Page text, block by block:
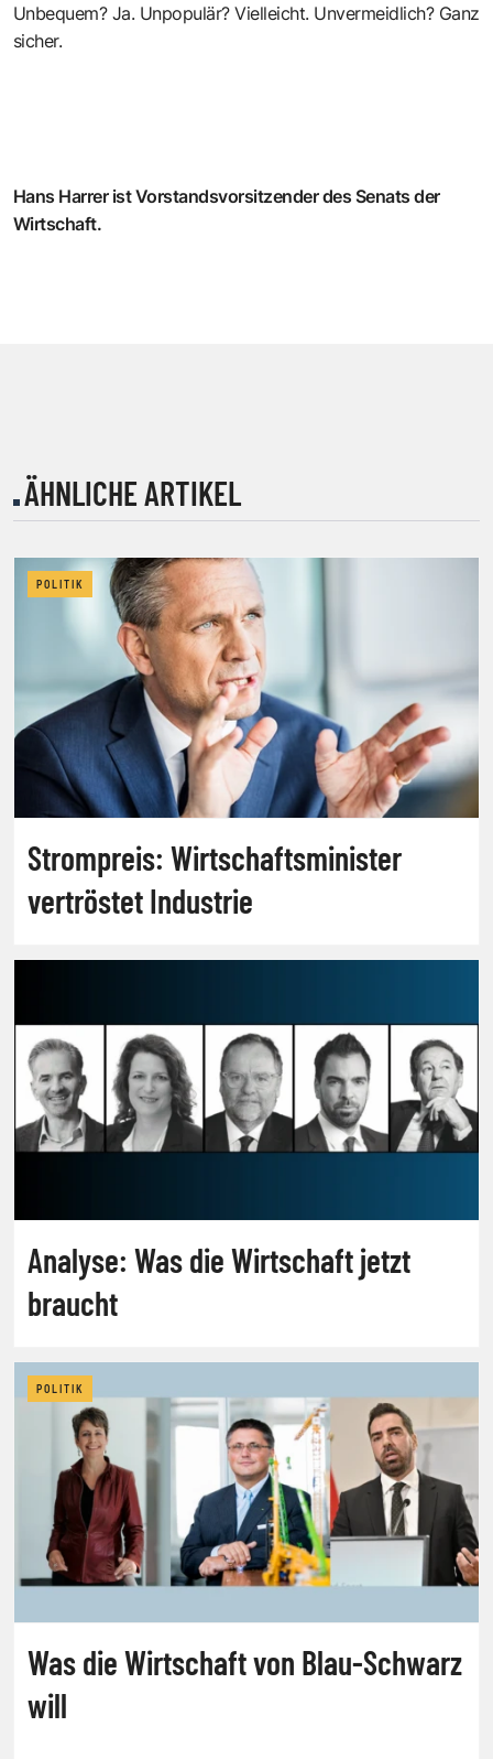
Unbequem? Ja. Unpopulär? Vielleicht. Unvermeidlich? Ganz
sicher.
Hans Harrer ist Vorstandsvorsitzender des Senats der
Wirtschaft.
ÄHNLICHE ARTIKEL
POLITIK
Strompreis: Wirtschaftsminister
vertröstet Industrie
Analyse: Was die Wirtschaft jetzt
braucht
POLITIK
Was die Wirtschaft von Blau-Schwarz
will